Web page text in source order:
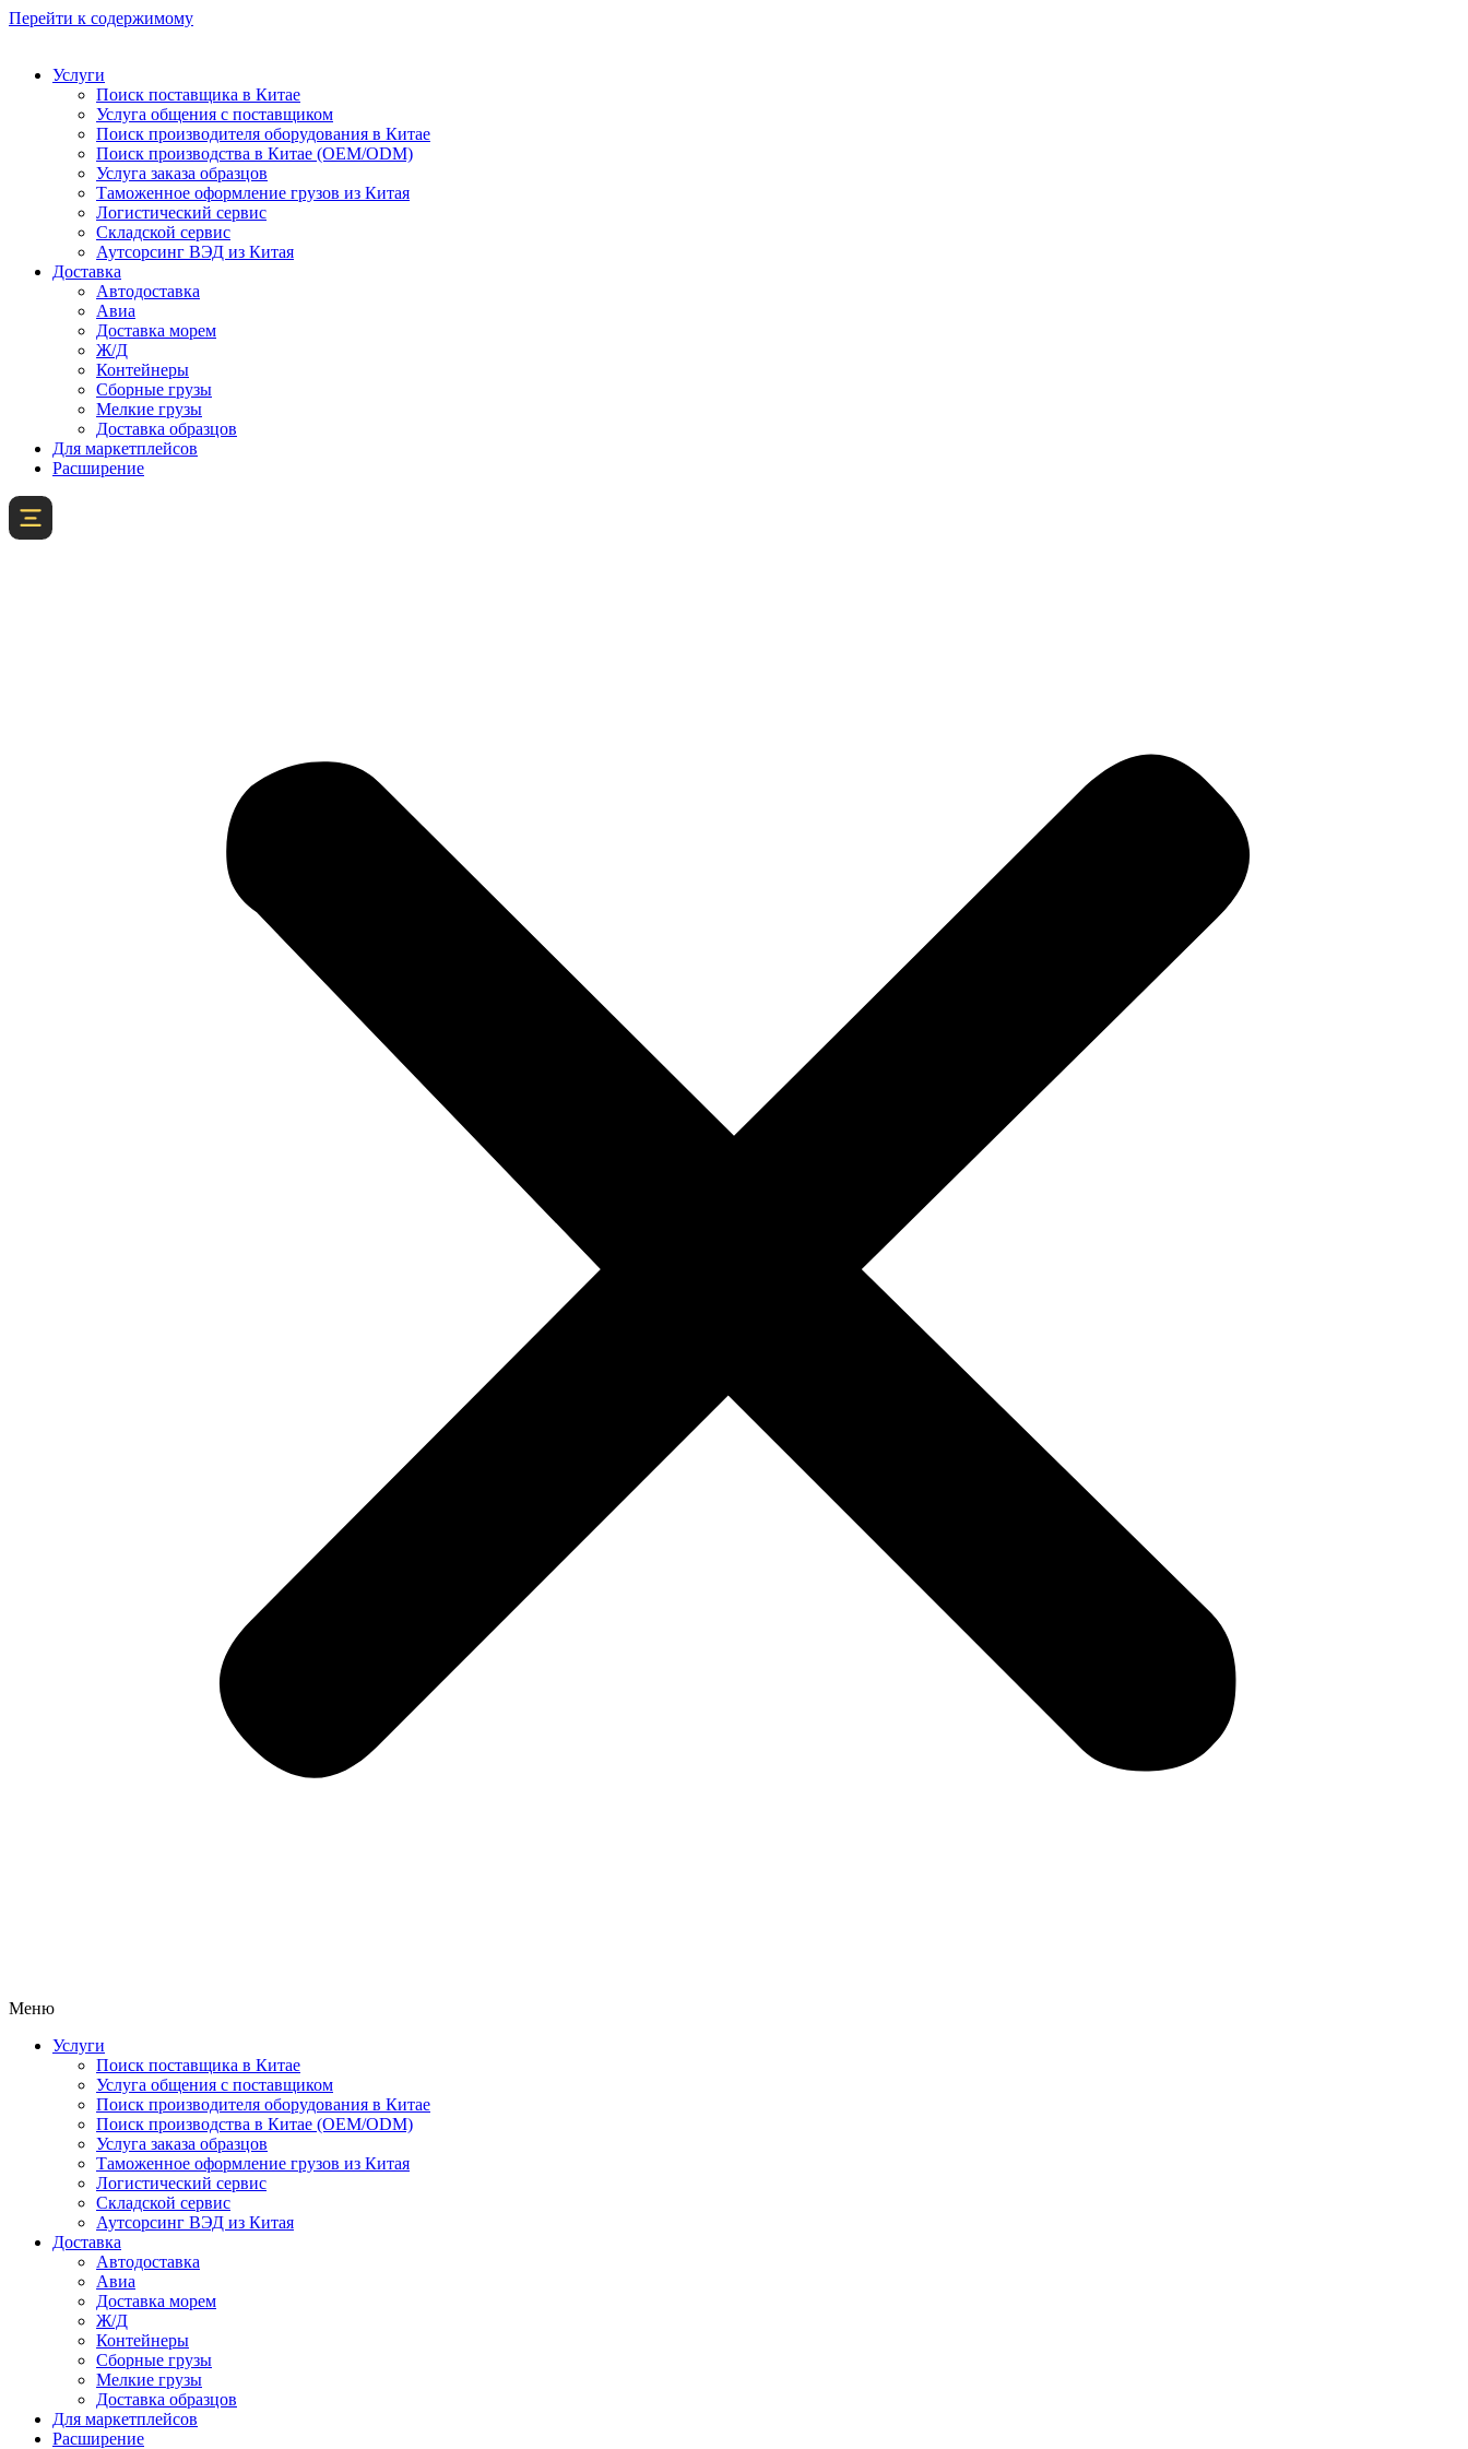
Перейти к содержимому
Услуги
Поиск поставщика в Китае
Услуга общения с поставщиком
Поиск производителя оборудования в Китае
Поиск производства в Китае (OEM/ODM)
Услуга заказа образцов
Таможенное оформление грузов из Китая
Логистический сервис
Складской сервис
Аутсорсинг ВЭД из Китая
Доставка
Автодоставка
Авиа
Доставка морем
Ж/Д
Контейнеры
Сборные грузы
Мелкие грузы
Доставка образцов
Для маркетплейсов
Расширение
Меню
Услуги
Поиск поставщика в Китае
Услуга общения с поставщиком
Поиск производителя оборудования в Китае
Поиск производства в Китае (OEM/ODM)
Услуга заказа образцов
Таможенное оформление грузов из Китая
Логистический сервис
Складской сервис
Аутсорсинг ВЭД из Китая
Доставка
Автодоставка
Авиа
Доставка морем
Ж/Д
Контейнеры
Сборные грузы
Мелкие грузы
Доставка образцов
Для маркетплейсов
Расширение